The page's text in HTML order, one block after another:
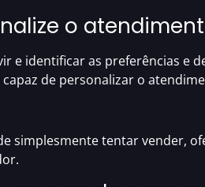
o
e identificar as preferências e
de personalizar o
simplesmente tentar vender,